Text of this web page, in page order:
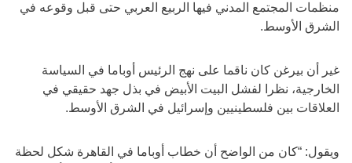
منظمات المجتمع المدني فيها الربيع العربي حتى قبل وقوعه في
الشرق الأوسط.
غير أن بيرغن كان ناقما على نهج الرئيس أوباما في السياسة
الخارجية، نظرا لفشل البيت الأبيض في بذل جهد حقيقي في
العلاقات بين فلسطينيين وإسرائيل في الشرق الأوسط.
ويقول: “كان من الواضح أن خطاب أوباما في القاهرة شكل لحظة